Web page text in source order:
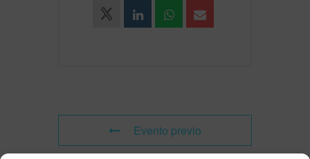
Evento previo